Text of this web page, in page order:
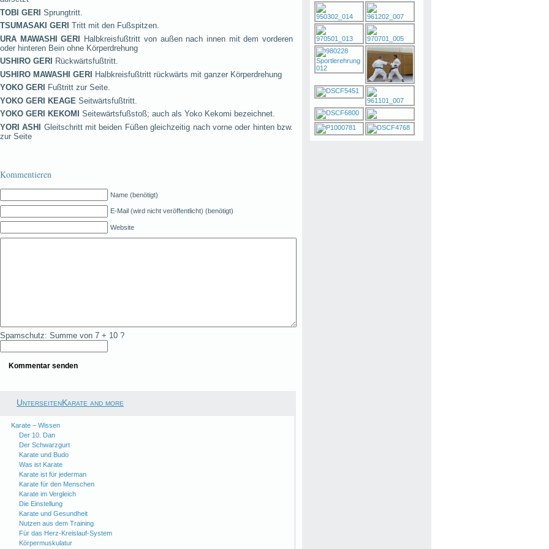
TOBI GERI Sprungtritt.
TSUMASAKI GERI Tritt mit den Fußspitzen.
URA MAWASHI GERI Halbkreisfußtritt von außen nach innen mit dem vorderen
oder hinteren Bein ohne Körperdrehung
USHIRO GERI
Rückwärtsfußtritt.
USHIRO MAWASHI GERI Halbkreisfußtritt rückwärts mit ganzer Körperdrehung
YOKO GERI
Fußtritt zur Seite.
YOKO GERI KEAGE Seitwärtsfußtritt.
YOKO GERI KEKOMI
Seitewärtsfußstoß; auch als Yoko Kekomi bezeichnet.
YORI ASHI Gleitschritt mit beiden Füßen gleichzeitig nach vorne oder hinten bzw.
zur Seite
Kommentieren
Name (benötigt)
E-Mail (wird nicht veröffentlicht) (benötigt)
Website
Spamschutz: Summe von 7 + 10 ?
UnterseitenKarate and more
Karate – Wissen
Der 10. Dan
Der Schwarzgurt
Karate und Budo
Was ist Karate
Karate ist für jederman
Karate für den Menschen
Karate im Vergleich
Die Einstellung
Karate und Gesundheit
Nutzen aus dem Training
Für das Herz-Kreislauf-System
Körpermuskulatur